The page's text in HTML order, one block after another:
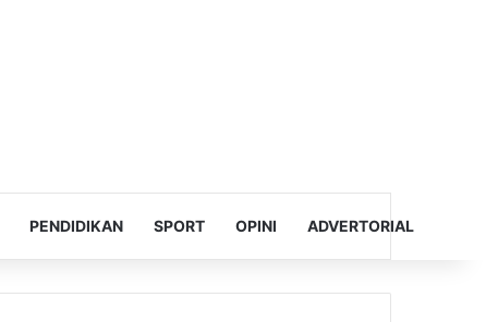
PENDIDIKAN SPORT OPINI ADVERTORIAL